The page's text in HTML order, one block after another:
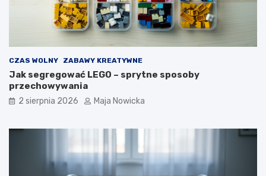
CZAS WOLNY ZABAWY KREATYWNE
Jak segregować LEGO – sprytne sposoby
przechowywania
2 sierpnia 2026 Maja Nowicka